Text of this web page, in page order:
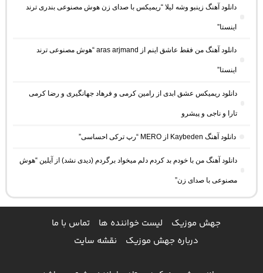
دانلود آهنگ زینبو وشه لیلا “ریمیکس با صدای زن هوش مصنوعی بندری ترند
اینستا”
دانلود آهنگ من فقط عاشق اینم از aras arjmand “هوش مصنوعی ترند
اینستا”
دانلود ریمیکس عشق ابدی از رامین کرمی و فرهاد جهانگیری و رضا کرمی
تارا و ناجی و پیشرو
دانلود آهنگ Kaybeden از MERO “رپ ترکی احساسی”
دانلود آهنگ من با خودم بد کردم دلم میخواد برگردم (دیدی نشد) از آیلین “هوش
مصنوعی با صدای زن”
جهش موزیک لیست خواننده ها
تماس با ما
درباره جهش موزیک
نقشه سایت